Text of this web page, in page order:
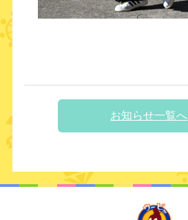
お知らせ一覧へ